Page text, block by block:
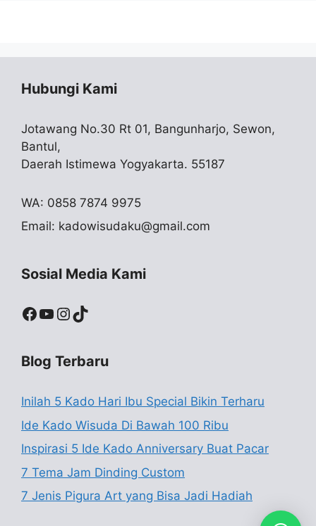
Hubungi Kami
Jotawang No.30 Rt 01, Bangunharjo, Sewon,
Bantul,
Daerah Istimewa Yogyakarta. 55187
WA: 0858 7874 9975
Email: kadowisudaku@gmail.com
Sosial Media Kami
Facebook
YouTube
Instagram
TikTok
Blog Terbaru
Inilah 5 Kado Hari Ibu Special Bikin Terharu
Ide Kado Wisuda Di Bawah 100 Ribu
Inspirasi 5 Ide Kado Anniversary Buat Pacar
7 Tema Jam Dinding Custom
7 Jenis Pigura Art yang Bisa Jadi Hadiah